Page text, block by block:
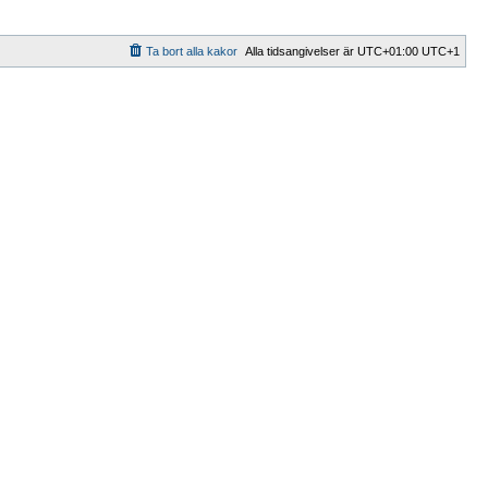
Alla tidsangivelser är UTC+01:00 UTC+1
Ta bort alla kakor